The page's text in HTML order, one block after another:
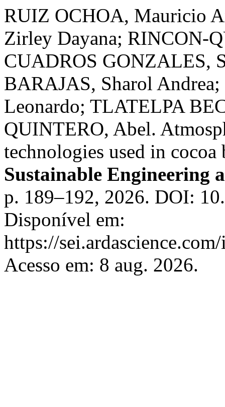
RUIZ OCHOA, Mauricio
Zirley Dayana; RINCON-
CUADROS GONZALES,
BARAJAS, Sharol
Leonardo; TLATELPA
QUINTERO, Abel.
technologies used in cocoa
Sustainable Engineering
p. 189–192, 2026. DOI:
Disponível em:
https://
Acesso em: 8 aug. 2026.